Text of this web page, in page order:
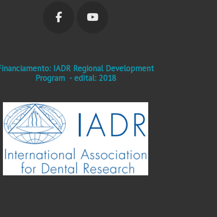
IADR Regional Development
Program - edital: 2018